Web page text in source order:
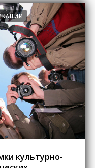
культурно-